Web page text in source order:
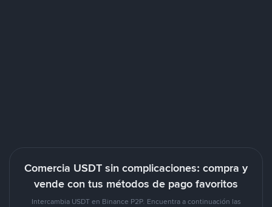
Comercia USDT sin complicaciones: compra y
vende con tus métodos de pago favoritos
Intercambia USDT en Binance P2P. Encuentra a continuación las